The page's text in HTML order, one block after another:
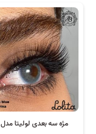
مژه سه بعدی لولیتا مدل Vina